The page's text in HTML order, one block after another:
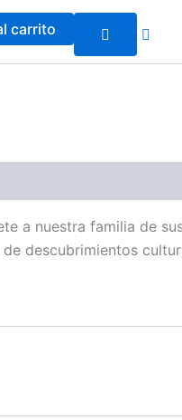
carrito
a nuestra familia de
descubrimientos